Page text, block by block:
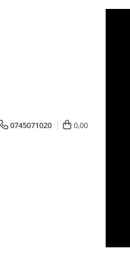
0745071020 0,00